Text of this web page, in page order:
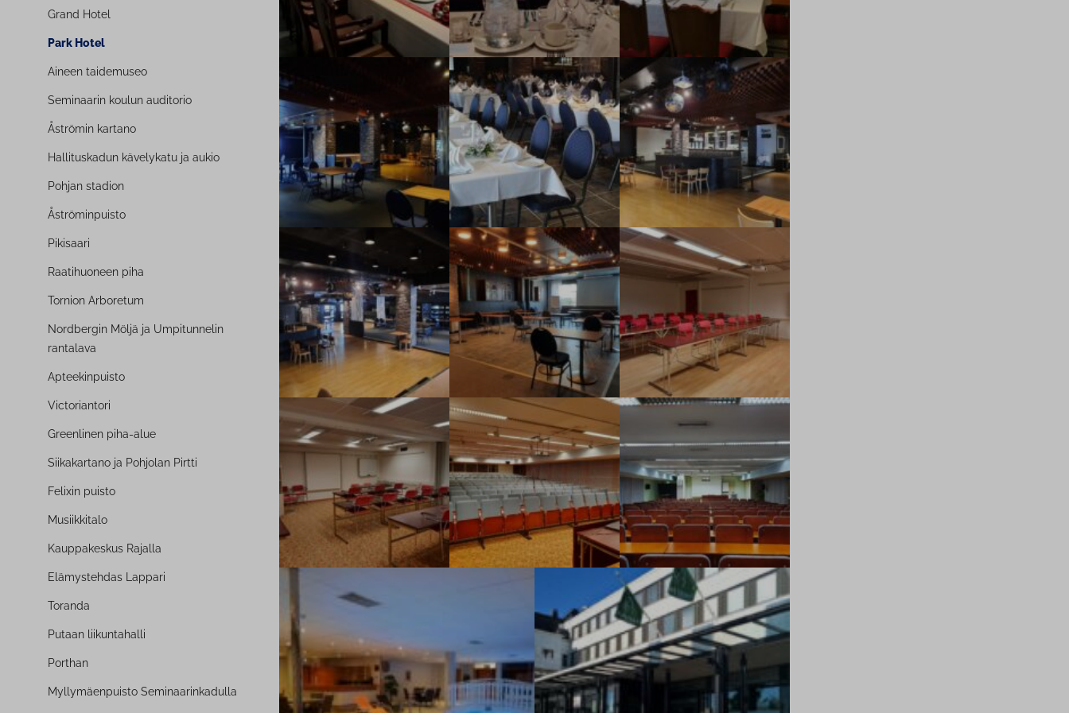
Grand Hotel
Park Hotel
Aineen taidemuseo
Seminaarin koulun auditorio
Åströmin kartano
Hal­li­tus­ka­dun kävelykatu ja aukio
Pohjan stadion
Åströ­min­puis­to
Pikisaari
Raa­ti­huo­neen piha
Tornion Arboretum
Nordbergin Möljä ja Um­pi­tun­ne­lin
rantalava
Ap­tee­kin­puis­to
Vic­to­rian­to­ri
Greenlinen piha-alue
Sii­ka­kar­ta­no ja Pohjolan Pirtti
Felixin puisto
Musiik­ki­ta­lo
Kaup­pa­kes­kus Rajalla
Elä­mys­teh­das Lappari
Toranda
Putaan lii­kun­ta­hal­li
Porthan
Myl­ly­mäen­puis­to Se­mi­naa­rin­ka­dul­la